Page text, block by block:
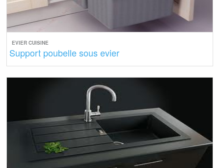
EVIER CUISINE
Support poubelle sous evier